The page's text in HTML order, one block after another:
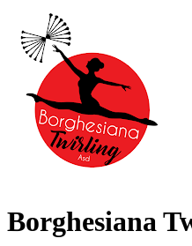
Borghesiana